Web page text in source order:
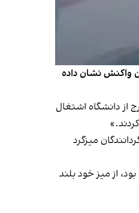
واکنش نشان داده
از دانشگاه اشتغال
میزگرد
ریاست‌جمهوری بود، از میز خود بلند